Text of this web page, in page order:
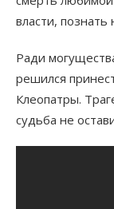
власти,
Ради
решился
Клеопатры.
судьба не